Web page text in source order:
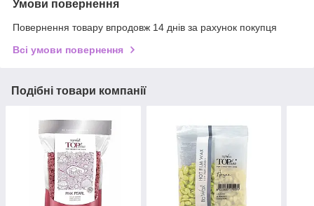
Умови повернення
Повернення товару впродовж 14 днів за рахунок покупця
Всі умови повернення
Подібні товари компанії